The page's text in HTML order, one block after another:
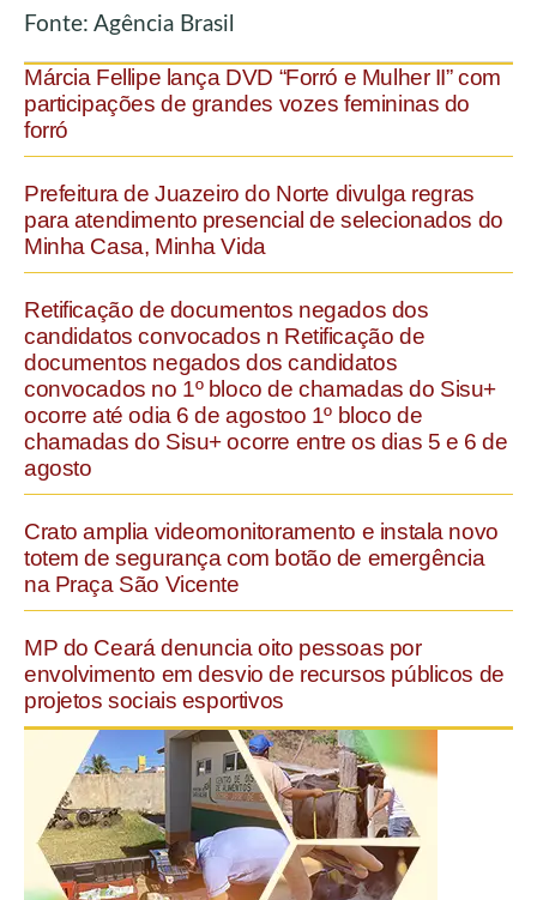
Fonte: Agência Brasil
Márcia Fellipe lança DVD “Forró e Mulher II” com
participações de grandes vozes femininas do
forró
Prefeitura de Juazeiro do Norte divulga regras
para atendimento presencial de selecionados do
Minha Casa, Minha Vida
Retificação de documentos negados dos
candidatos convocados n Retificação de
documentos negados dos candidatos
convocados no 1º bloco de chamadas do Sisu+
ocorre até odia 6 de agostoo 1º bloco de
chamadas do Sisu+ ocorre entre os dias 5 e 6 de
agosto
Crato amplia videomonitoramento e instala novo
totem de segurança com botão de emergência
na Praça São Vicente
MP do Ceará denuncia oito pessoas por
envolvimento em desvio de recursos públicos de
projetos sociais esportivos